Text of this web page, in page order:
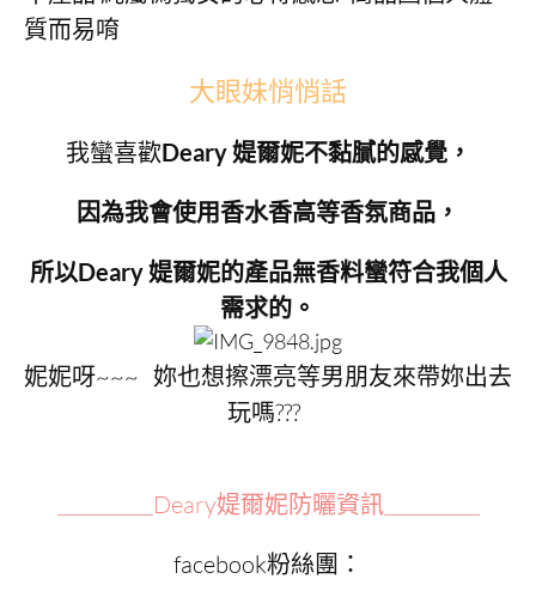
質而易唷
大眼妹悄悄話
我蠻喜歡Deary 媞爾妮不黏膩的感覺，
因為我會使用香水香高等香氛商品，
所以Deary 媞爾妮的產品無香料蠻符合我個人
需求的。
妮妮呀~~~ 妳也想擦漂亮等男朋友來帶妳出去
玩嗎???
＿＿＿＿Deary媞爾妮防曬資訊＿＿＿＿
facebook粉絲團：